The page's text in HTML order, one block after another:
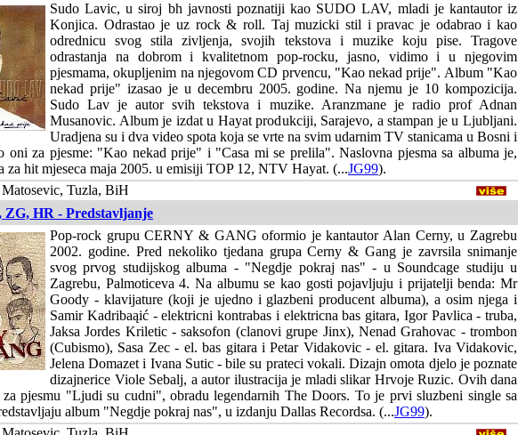
Sudo Lavic, u siroj bh javnosti poznatiji kao SUDO LAV, mladi je kantautor iz
Konjica. Odrastao je uz rock & roll. Taj muzicki stil i pravac je odabrao i kao
odrednicu svog stila zivljenja, svojih tekstova i muzike koju pise. Tragove
odrastanja na dobrom i kvalitetnom pop-rocku, jasno, vidimo i u njegovim
pjesmama, okupljenim na njegovom CD prvencu, "Kao nekad prije". Album "Kao
nekad prije" izasao je u decembru 2005. godine. Na njemu je 10 kompozicija.
Sudo Lav je autor svih tekstova i muzike. Aranzmane je radio prof Adnan
Musanovic. Album je izdat u Hayat produkciji, Sarajevo, a stampan je u Ljubljani.
Uradjena su i dva video spota koja se vrte na svim udarnim TV stanicama u Bosni i
oni za pjesme: "Kao nekad prije" i "Casa mi se prelila". Naslovna pjesma sa albuma je,
za hit mjeseca maja 2005. u emisiji TOP 12, NTV Hayat. (...JG99).
Tuzla, BiH
ZG, HR - Predstavljanje
Pop-rock grupu CERNY & GANG oformio je kantautor Alan Cerny, u Zagrebu
2002. godine. Pred nekoliko tjedana grupa Cerny & Gang je zavrsila snimanje
svog prvog studijskog albuma - "Negdje pokraj nas" - u Soundcage studiju u
Zagrebu, Palmoticeva 4. Na albumu se kao gosti pojavljuju i prijatelji benda: Mr
Goody - klavijature (koji je ujedno i glazbeni producent albuma), a osim njega i
Samir Kadribaąić - elektricni kontrabas i elektricna bas gitara, Igor Pavlica - truba,
Jaksa Jordes Kriletic - saksofon (clanovi grupe Jinx), Nenad Grahovac - trombon
(Cubismo), Sasa Zec - el. bas gitara i Petar Vidakovic - el. gitara. Iva Vidakovic,
Jelena Domazet i Ivana Sutic - bile su prateci vokali. Dizajn omota djelo je poznate
dizajnerice Viole Sebalj, a autor ilustracija je mladi slikar Hrvoje Ruzic. Ovih dana
pjesmu "Ljudi su cudni", obradu legendarnih The Doors. To je prvi sluzbeni single sa
album "Negdje pokraj nas", u izdanju Dallas Recordsa. (...JG99).